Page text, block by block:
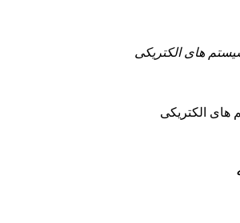
های الکتریکی
الکتریکی